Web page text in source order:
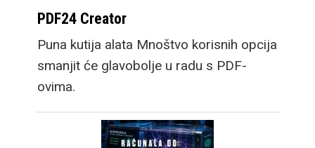
PDF24 Creator
Puna kutija alata Mnoštvo korisnih opcija
smanjit će glavobolje u radu s PDF-
ovima.